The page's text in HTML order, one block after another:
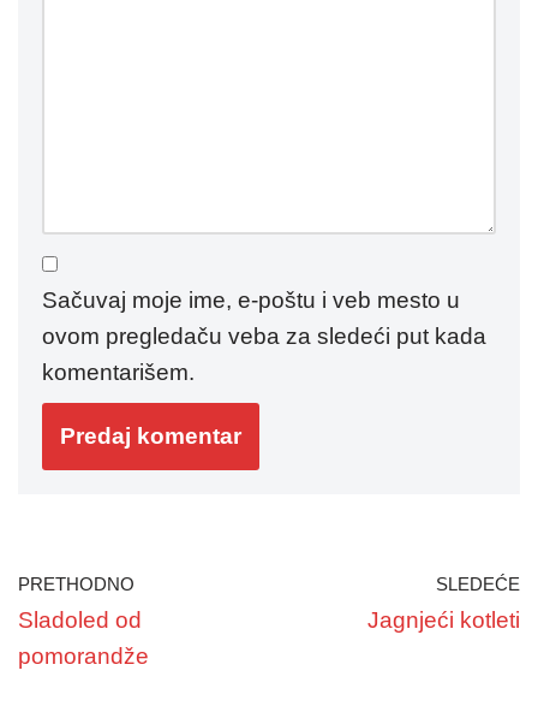
Sačuvaj moje ime, e-poštu i veb mesto u
ovom pregledaču veba za sledeći put kada
komentarišem.
PRETHODNO
Sladoled od
pomorandže
SLEDEĆE
Jagnjeći kotleti